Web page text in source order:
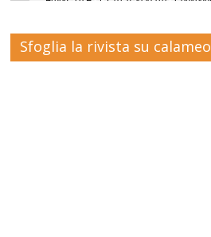
Sfoglia la rivista su calameo